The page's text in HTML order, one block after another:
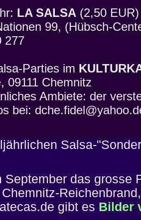
LA SALSA (2,50
99, (Hübsch-
277
Parties im
09111 Chemnitz
Ambiete: der
bei:
Salsa-
September das grosse
gibt es Bilder